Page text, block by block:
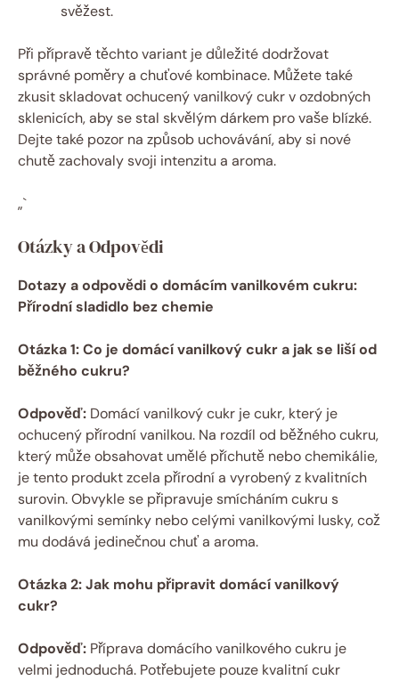
svěžest.
Při přípravě těchto variant je důležité dodržovat
správné poměry a chuťové kombinace. Můžete také
zkusit skladovat ochucený vanilkový cukr v ozdobných
sklenicích, aby se stal skvělým dárkem pro vaše blízké.
Dejte také pozor na způsob uchovávání, aby si nové
chutě zachovaly svoji intenzitu a aroma.
„`
Otázky a Odpovědi
Dotazy a odpovědi o domácím vanilkovém cukru:
Přírodní sladidlo bez chemie
Otázka 1: Co je domácí vanilkový cukr a jak se liší od
běžného cukru?
Odpověď: Domácí vanilkový cukr je cukr, který je
ochucený přírodní vanilkou. Na rozdíl od běžného cukru,
který může obsahovat umělé příchutě nebo chemikálie,
je tento produkt zcela přírodní a vyrobený z kvalitních
surovin. Obvykle se připravuje smícháním cukru s
vanilkovými semínky nebo celými vanilkovými lusky, což
mu dodává jedinečnou chuť a aroma.
Otázka 2: Jak mohu připravit domácí vanilkový
cukr?
Odpověď: Příprava domácího vanilkového cukru je
velmi jednoduchá. Potřebujete pouze kvalitní cukr